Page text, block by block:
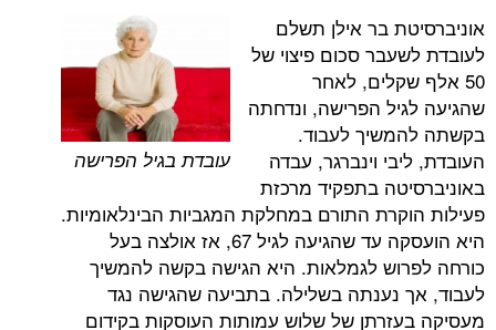
עובדת בגיל הפרישה
בר אילן תשלם
סכום פיצוי של
לאחר
הפרישה, ונדחתה
לעבוד.
וינברגר, עבדה
בתפקיד מרכזת
התורם במחלקת המגביות הבינלאומיות.
היא הועסקה עד שהגיעה לגיל 67, אז אולצה בעל
לגמלאות. היא הגישה בקשה להמשיך
נענתה בשלילה. בתביעה שהגישה נגד
של שלוש עמותות העוסקות בקידום